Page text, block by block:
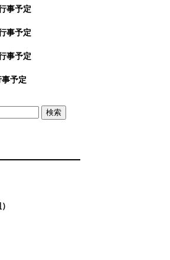
事予定
事予定
事予定
予定